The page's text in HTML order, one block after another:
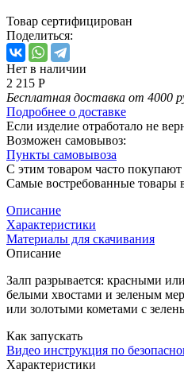
Товар сертифицирован
Поделиться:
Нет в наличии
2 215 Р
Бесплатная доставка от 4000
Подробнее о доставке
Если изделие отработало не
Возможен самовывоз:
Пункты самовывоза
С этим товаром часто покупают
Самые востребованные товары
Описание
Характеристики
Материалы для скачивания
Описание
Залп разрывается: красными
белыми хвостами и зеленым
или золотыми кометами с
Как запускать
Видео инструкция по
Характеристики